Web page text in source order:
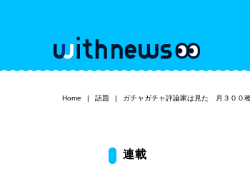
Home 話題 ガチャガチャ評論家は見た 月３００
連載